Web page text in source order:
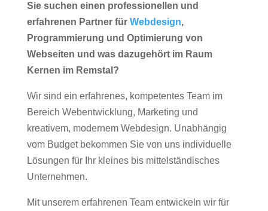
Sie suchen einen professionellen und
erfahrenen Partner für Webdesign,
Programmierung und Optimierung von
Webseiten und was dazugehört im Raum
Kernen im Remstal?
Wir sind ein erfahrenes, kompetentes Team im
Bereich Webentwicklung, Marketing und
kreativem, modernem Webdesign. Unabhängig
vom Budget bekommen Sie von uns individuelle
Lösungen für Ihr kleines bis mittelständisches
Unternehmen.
Mit unserem erfahrenen Team entwickeln wir für